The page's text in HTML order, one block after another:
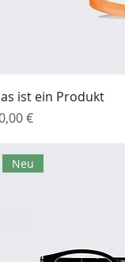
ist ein Produkt
€
Neu